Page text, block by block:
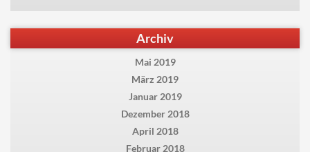
Archiv
Mai 2019
März 2019
Januar 2019
Dezember 2018
April 2018
Februar 2018